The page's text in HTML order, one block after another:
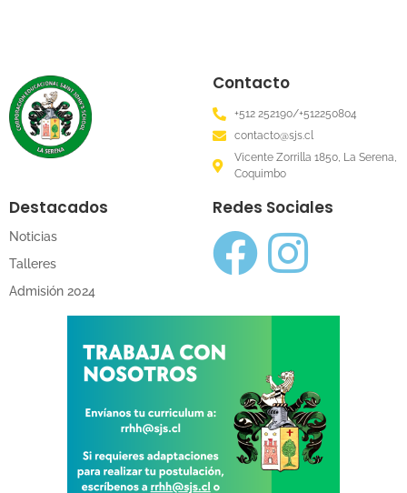
Contacto
+512 252190/+512250804
contacto@sjs.cl
Vicente Zorrilla 1850, La Serena,
Coquimbo
Destacados
Noticias
Talleres
Admisión 2024
Redes Sociales